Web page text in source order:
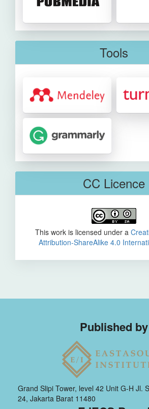
Tools
CC Licence
This work is licensed under a
Attribution-ShareAlike 4.0
Published by
Grand Slipi Tower, level 42 Unit G-H Jl.
24, Jakarta Barat 11480